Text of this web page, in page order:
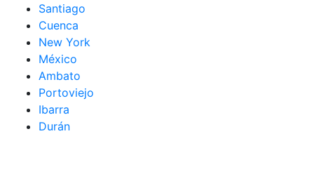
Santiago
Cuenca
New York
México
Ambato
Portoviejo
Ibarra
Durán